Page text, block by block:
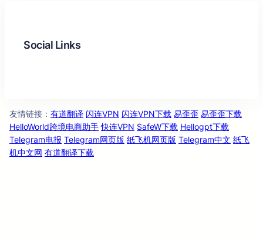
Social Links
友情链接 ： 有道翻译 闪连VPN 闪连VPN下载 易歪歪 易歪歪下载
HelloWorld跨境电商助手 快连VPN SafeW下载 Hellogpt下载
Telegram电报 Telegram网页版 纸飞机网页版 Telegram中文 纸飞
机中文网 有道翻译下载